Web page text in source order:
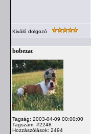
Kiváló dolgozó
bobezac
Tagság: 2003-04-09 00:00:00
Tagszám: #2248
Hozzászólások: 2494